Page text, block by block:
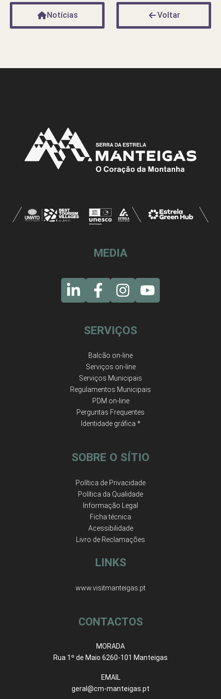
Notícias Voltar
MEDIA
SERVIÇOS
Balcão on-line
Serviços on-line
Serviços Municipais
Regulamentos Municipais
PDM on-line
Perguntas Frequentes
Identidade gráfica *
SOBRE O SÍTIO
Política de Privacidade
Política da Qualidade
Informação Legal
Ficha técnica
Acessibilidade
Livro de Reclamações
LINKS
www.visitmanteigas.pt
CONTACTOS
MORADA
Rua 1º de Maio 6260-101 Manteigas
EMAIL
geral@cm-manteigas.pt